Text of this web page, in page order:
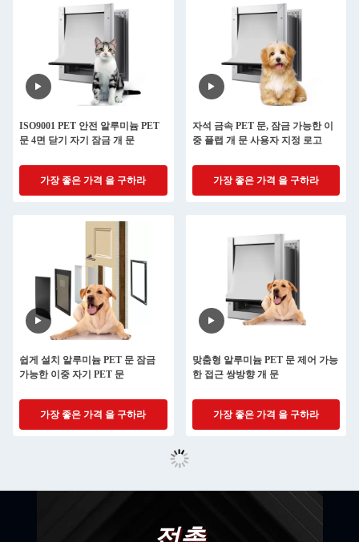
ISO9001 PET 안전 알루미늄 PET
문 4면 닫기 자기 잠금 개 문
가장 좋은 가격 을 구하라
자석 금속 PET 문, 잠금 가능한 이
중 플랩 개 문 사용자 지정 로고
가장 좋은 가격 을 구하라
쉽게 설치 알루미늄 PET 문 잠금
가능한 이중 자기 PET 문
가장 좋은 가격 을 구하라
맞춤형 알루미늄 PET 문 제어 가능
한 접근 쌍방향 개 문
가장 좋은 가격 을 구하라